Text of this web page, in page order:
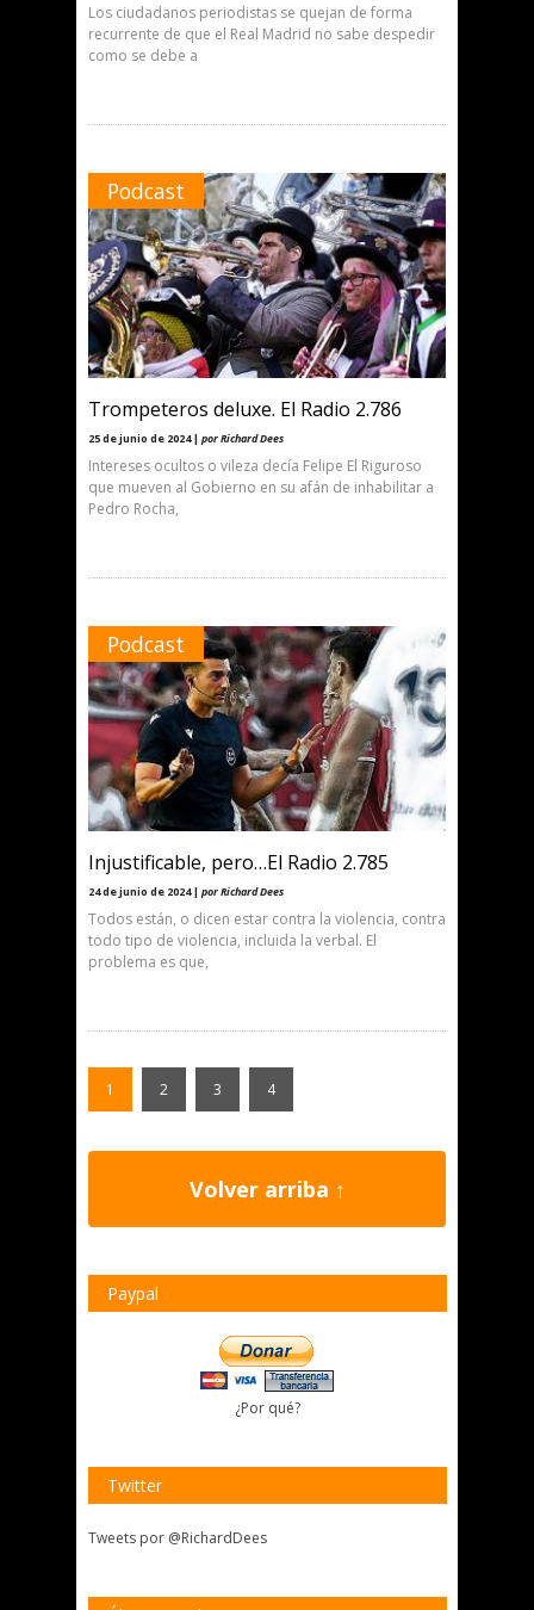
Los ciudadanos periodistas se quejan de forma
recurrente de que el Real Madrid no sabe despedir
como se debe a
Podcast
Trompeteros deluxe. El Radio 2.786
25 de junio de 2024 | por Richard Dees
Intereses ocultos o vileza decía Felipe El Riguroso
que mueven al Gobierno en su afán de inhabilitar a
Pedro Rocha,
Podcast
Injustificable, pero…El Radio 2.785
24 de junio de 2024 | por Richard Dees
Todos están, o dicen estar contra la violencia, contra
todo tipo de violencia, incluida la verbal. El
problema es que,
1 2 3 4
Volver arriba ↑
Paypal
¿Por qué?
Twitter
Tweets por @RichardDees